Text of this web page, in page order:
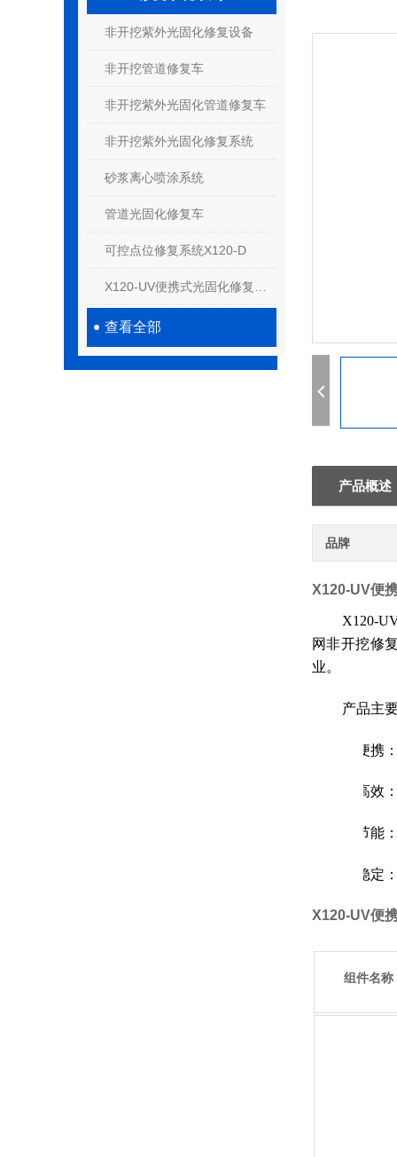
非开挖紫外光固化修复设备
非开挖管道修复车
非开挖紫外光固化管道修复车
非开挖紫外光固化修复系统
砂浆离心喷涂系统
管道光固化修复车
可控点位修复系统X120-D
查看全部
产品概述
品牌
X120-UV便
X120-
网非开挖修
业。
产品主
便携
高效
节能
稳定
X120-UV便
组件名称